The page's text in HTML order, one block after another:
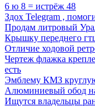
6 ю 8 = истрёж 48
Здох Telegram ,
Продам литровый
Крышку переднего
Отличие ходовой
Чертеж флажка
есть
Эмблему КМЗ
Алюминиевый обод
Ищутся владельцы